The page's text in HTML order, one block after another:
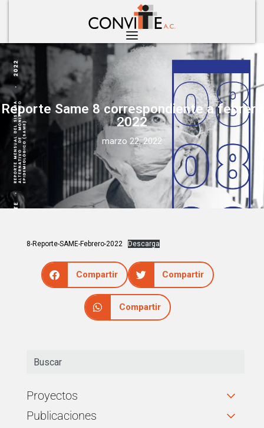
Reporte Same 8 correspondiente a febrero
2022
marzo 22, 2022
8-Reporte-SAME-Febrero-2022 Descarga
Compartir Compartir
Compartir
Proyectos
Publicaciones